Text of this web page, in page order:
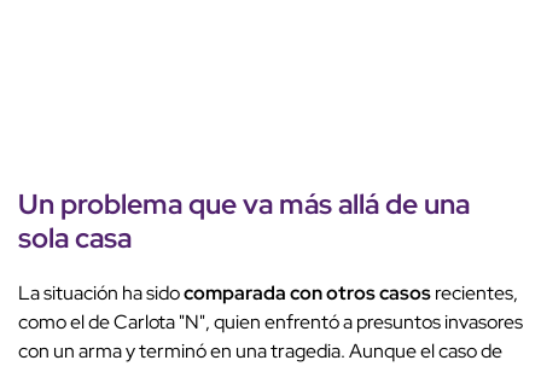
Un problema que va más allá de una
sola casa
La situación ha sidocomparada con otros casosrecientes,
como el de Carlota "N", quien enfrentó a presuntos invasores
con un arma y terminó en una tragedia. Aunque el caso de